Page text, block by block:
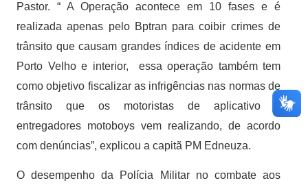
Pastor. “ A Operação acontece em 10 fases e é
realizada apenas pelo Bptran para coibir crimes de
trânsito que causam grandes índices de acidente em
Porto Velho e interior, essa operação também tem
como objetivo fiscalizar as infrigências nas normas de
trânsito que os motoristas de aplicativo e
entregadores motoboys vem realizando, de acordo
com denúncias”, explicou a capitã PM Edneuza.
O desempenho da Polícia Militar no combate aos